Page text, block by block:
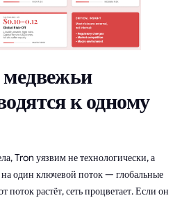
к одному
Tron уязвим не технологически, а
на один ключевой поток — глобальные
поток растёт, сеть процветает. Если он